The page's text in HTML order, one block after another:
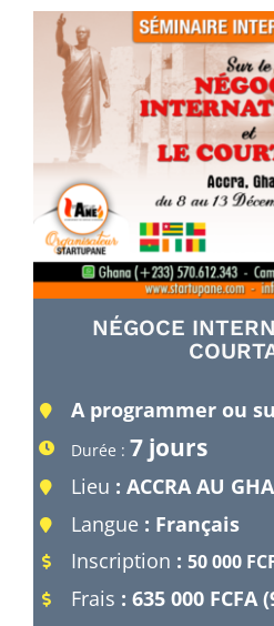
NÉGOCE
A programmer ou
Durée : 7 jours
Lieu : ACCRA AU
Langue: Français
Inscription : 50 000
Frais : 635 000 FCFA